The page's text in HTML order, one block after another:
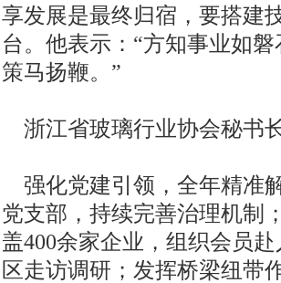
享发展是最终归宿，要搭建
台。他表示：“方知事业如
策马扬鞭。”
浙江省玻璃行业协会秘书
强化党建引领，全年精准
党支部，持续完善治理机制
盖400余家企业，组织会员
区走访调研；发挥桥梁纽带